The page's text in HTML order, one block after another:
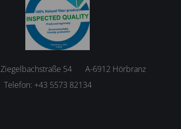
Ziegelbachstraße 54
A-6912 Hörbranz
Telefon: +43 5573 82134